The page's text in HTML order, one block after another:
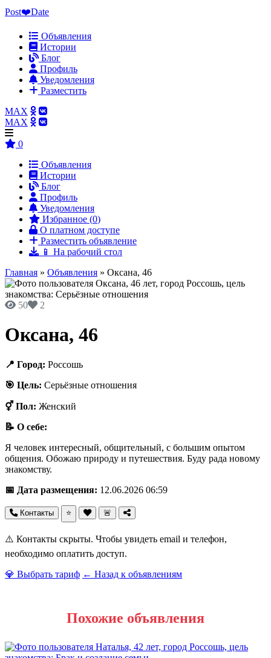
Post❤️Date
Объявления
Истории
Блог
Профиль
Уведомления
Разместить
MAX
MAX
0
Объявления
Истории
Блог
Профиль
Уведомления
Избранное (0)
О платном доступе
Разместить объявление
📱 На рабочий стол
Главная » Объявления » Оксана, 46
50 2
Оксана, 46
📍 Город: Россошь
🎯 Цель: Серьёзные отношения
⚥ Пол: Женский
📝 О себе:
Я человек интересный, общительный, с большим опытом
общения. Обожаю природу и путешествия. Буду рада новому
знакомству.
📅 Дата размещения: 12.06.2026 06:59
Контакты ⭐ 🚨
⚠️ Контакты скрыты. Чтобы увидеть email и телефон,
необходимо оплатить доступ.
💎 Выбрать тариф ← Назад к объявлениям
Похожие объявления